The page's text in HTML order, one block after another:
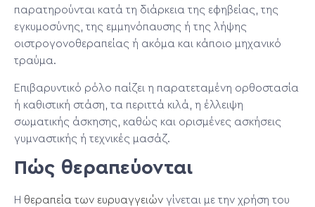
παρατηρούνται κατά τη διάρκεια της εφηβείας, της
εγκυμοσύνης, της εμμηνόπαυσης ή της λήψης
οιστρογονοθεραπείας ή ακόμα και κάποιο μηχανικό
τραύμα.
Επιβαρυντικό ρόλο παίζει η παρατεταμένη ορθοστασία
ή καθιστική στάση, τα περιττά κιλά, η έλλειψη
σωματικής άσκησης, καθώς και ορισμένες ασκήσεις
γυμναστικής ή τεχνικές μασάζ.
Πώς θεραπεύονται
Η θεραπεία των ευρυαγγειών γίνεται με την χρήση του